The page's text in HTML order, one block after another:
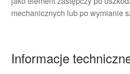
mechanicznych lub po wymianie
Informacje